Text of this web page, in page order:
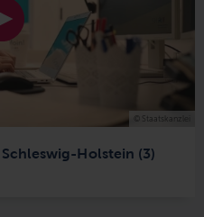
Holstein (3)
© Staatskanzlei